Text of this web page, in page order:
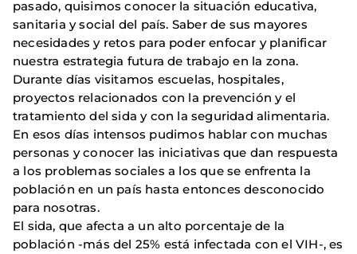
pasado, quisimos conocer la situación educativa,
sanitaria y social del país. Saber de sus mayores
necesidades y retos para poder enfocar y planificar
nuestra estrategia futura de trabajo en la zona.
Durante días visitamos escuelas, hospitales,
proyectos relacionados con la prevención y el
tratamiento del sida y con la seguridad alimentaria.
En esos días intensos pudimos hablar con muchas
personas y conocer las iniciativas que dan respuesta
a los problemas sociales a los que se enfrenta la
población en un país hasta entonces desconocido
para nosotras.
El sida, que afecta a un alto porcentaje de la
población -más del 25% está infectada con el VIH-, es